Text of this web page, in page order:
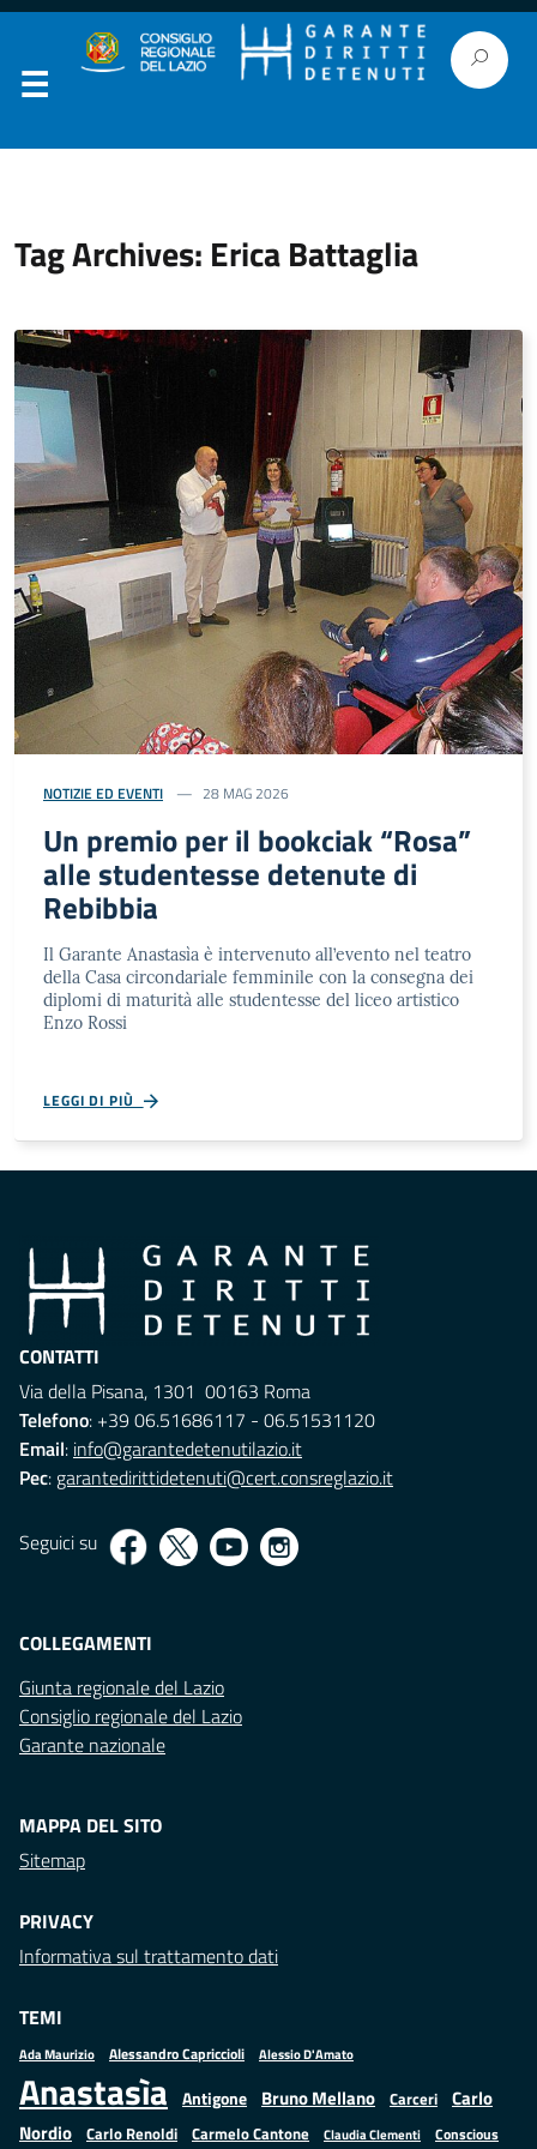
Tag Archives: Erica Battaglia
NOTIZIE ED EVENTI 28 MAG 2026
Un premio per il bookciak “Rosa”
alle studentesse detenute di
Rebibbia
Il Garante Anastasìa è intervenuto all’evento nel teatro
della Casa circondariale femminile con la consegna dei
diplomi di maturità alle studentesse del liceo artistico
Enzo Rossi
LEGGI DI PIÙ
CONTATTI
Via della Pisana, 1301 00163 Roma
Telefono: +39 06.51686117 - 06.51531120
Email: info@garantedetenutilazio.it
Pec: garantedirittidetenuti@cert.consreglazio.it
Seguici su
COLLEGAMENTI
Giunta regionale del Lazio
Consiglio regionale del Lazio
Garante nazionale
MAPPA DEL SITO
Sitemap
PRIVACY
Informativa sul trattamento dati
TEMI
Ada Maurizio Alessandro Capriccioli Alessio D'Amato
Anastasìa Antigone Bruno Mellano Carceri
Carlo
Nordio Carlo Renoldi Carmelo Cantone Claudia Clementi Conscious